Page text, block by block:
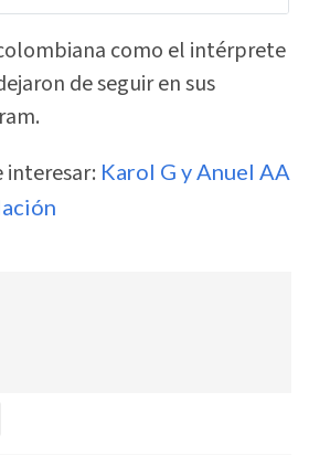
como el intérprete
de seguir en sus
interesar: Karol G y Anuel AA